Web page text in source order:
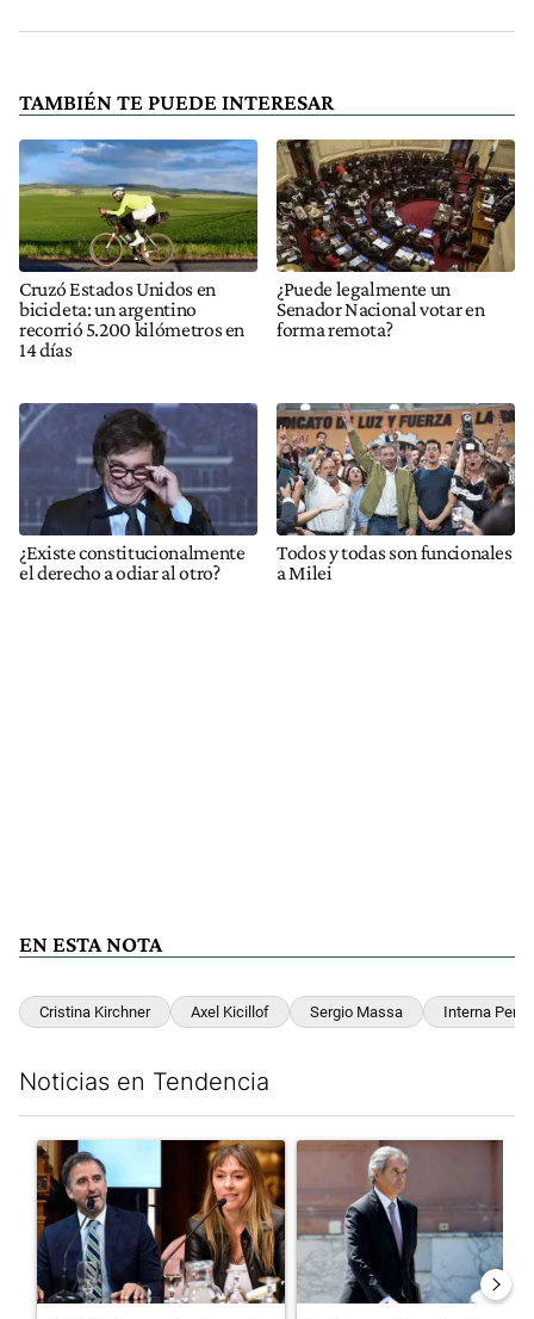
TAMBIÉN TE PUEDE INTERESAR
Cruzó Estados Unidos en
bicicleta: un argentino
recorrió 5.200 kilómetros en
14 días
¿Puede legalmente un
Senador Nacional votar en
forma remota?
¿Existe constitucionalmente
el derecho a odiar al otro?
Todos y todas son funcionales
a Milei
EN ESTA NOTA
Cristina Kirchner Axel Kicillof Sergio Massa Interna
Noticias en Tendencia
Un artículo de tendencia con el título "Di Tullio impugnó a
Un artículo de tendencia con